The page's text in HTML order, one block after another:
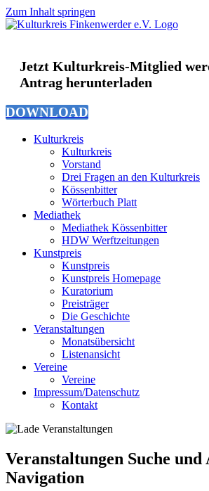
Zum Inhalt springen
Jetzt Kulturkreis-Mitglied
Antrag herunterladen
DOWNLOAD
Kulturkreis
Kulturkreis
Vorstand
Drei Fragen an den Kulturkreis
Kössenbitter
Wörterbuch Platt
Mediathek
Mediathek Kössenbitter
HDW Werftzeitungen
Kunstpreis
Kunstpreis
Kunstpreis Homepage
Kuratorium
Preisträger
Die Geschichte
Veranstaltungen
Monatsübersicht
Listenansicht
Vereine
Vereine
Impressum/Datenschutz
Kontakt
Veranstaltungen Suche und
Navigation